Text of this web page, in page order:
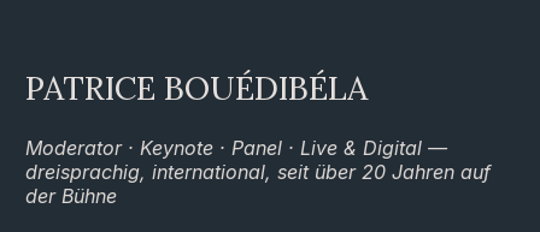
PATRICE BOUÉDIBÉLA
Moderator · Keynote · Panel · Live & Digital —
dreisprachig, international, seit über 20 Jahren auf
der Bühne